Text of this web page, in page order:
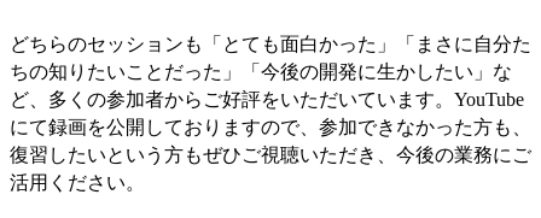
どちらのセッションも「とても面白かった」「まさに自分た
ちの知りたいことだった」「今後の開発に生かしたい」な
ど、多くの参加者からご好評をいただいています。YouTube
にて録画を公開しておりますので、参加できなかった方も、
復習したいという方もぜひご視聴いただき、今後の業務にご
活用ください。